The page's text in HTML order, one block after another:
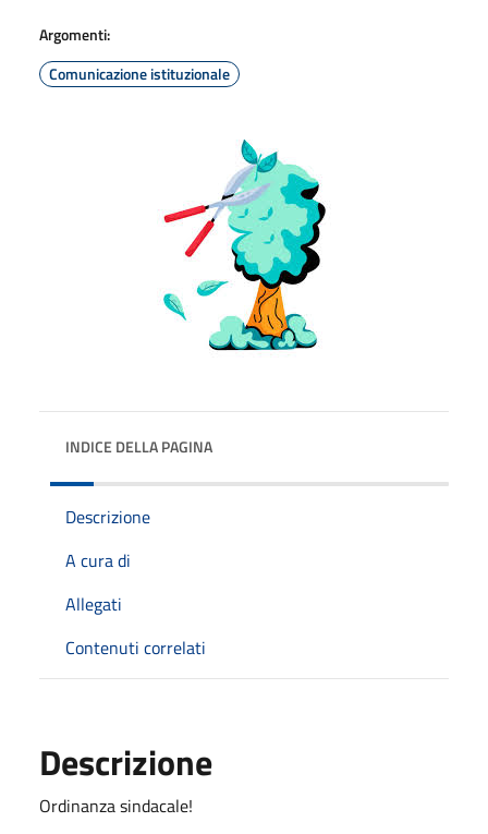
Argomenti:
Comunicazione istituzionale
INDICE DELLA PAGINA
Descrizione
A cura di
Allegati
Contenuti correlati
Descrizione
Ordinanza sindacale!